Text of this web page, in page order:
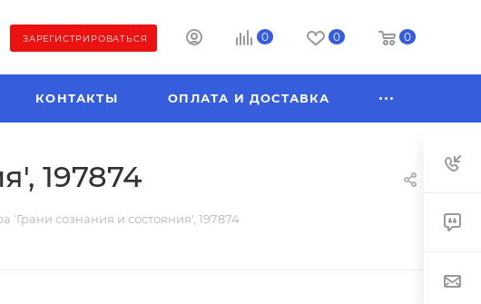
ЗАРЕГИСТРИРОВАТЬСЯ 0 0 0
КОНТАКТЫ ОПЛАТА И ДОСТАВКА
197874
'Грани сознания и состояния', 197874